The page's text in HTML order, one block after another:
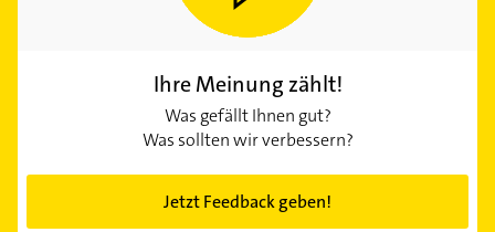
Ihre Meinung zählt!
Was gefällt Ihnen gut?
Was sollten wir verbessern?
Jetzt Feedback geben!